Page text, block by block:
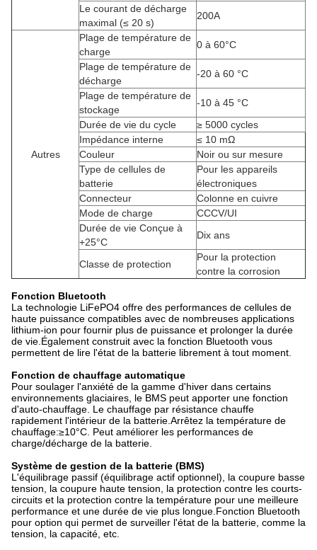
Le courant de décharge
maximal (≤ 20 s)
200A
Autres
Plage de température de
charge
0 à 60°C
Plage de température de
décharge
-20 à 60 °C
Plage de température de
stockage
-10 à 45 °C
Durée de vie du cycle
≥ 5000 cycles
Impédance interne
≤ 10 mΩ
Couleur
Noir ou sur mesure
Type de cellules de
batterie
Pour les appareils
électroniques
Connecteur
Colonne en cuivre
Mode de charge
CCCV/UI
Durée de vie Conçue à
+25°C
Dix ans
Classe de protection
Pour la protection
contre la corrosion
Fonction Bluetooth
La technologie LiFePO4 offre des performances de cellules de
haute puissance compatibles avec de nombreuses applications
lithium-ion pour fournir plus de puissance et prolonger la durée
de vie.Également construit avec la fonction Bluetooth vous
permettent de lire l'état de la batterie librement à tout moment.
Fonction de chauffage automatique
Pour soulager l'anxiété de la gamme d'hiver dans certains
environnements glaciaires, le BMS peut apporter une fonction
d'auto-chauffage. Le chauffage par résistance chauffe
rapidement l'intérieur de la batterie.Arrêtez la température de
chauffage:≥10°C. Peut améliorer les performances de
charge/décharge de la batterie.
Système de gestion de la batterie (BMS)
L'équilibrage passif (équilibrage actif optionnel), la coupure basse
tension, la coupure haute tension, la protection contre les courts-
circuits et la protection contre la température pour une meilleure
performance et une durée de vie plus longue.Fonction Bluetooth
pour option qui permet de surveiller l'état de la batterie, comme la
tension, la capacité, etc.